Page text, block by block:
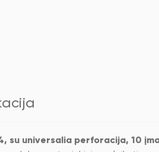
su universalia perforacija, 10